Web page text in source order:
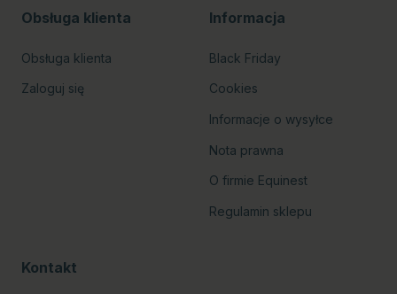
Obsługa klienta
Obsługa klienta
Zaloguj się
Informacja
Black Friday
Cookies
Informacje o wysyłce
Nota prawna
O firmie Equinest
Regulamin sklepu
Kontakt